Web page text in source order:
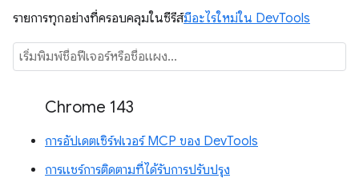
รายการทุกอย่างที่ครอบคลุมในซีรีส์มีอะไรใหม่ใน DevTools
Chrome 143
การอัปเดตเซิร์ฟเวอร์ MCP ของ DevTools
การแชร์การติดตามที่ได้รับการปรับปรุง